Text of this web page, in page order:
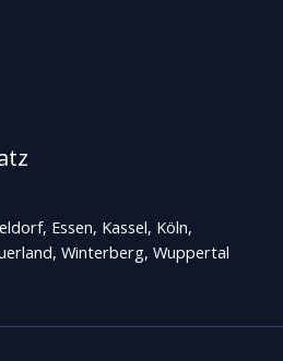
Essen, Kassel, Köln,
, Winterberg, Wuppertal